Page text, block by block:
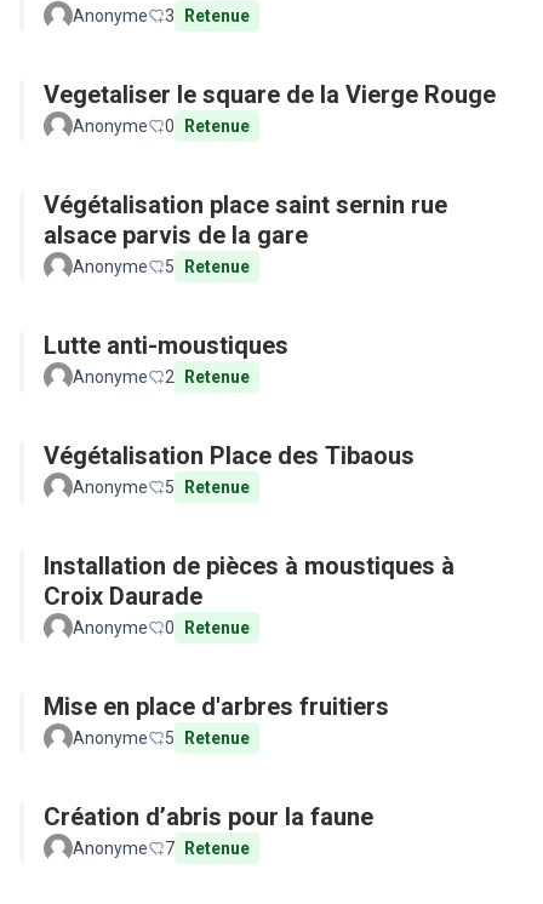
Anonyme 3 Retenue
Vegetaliser le square de la Vierge Rouge
Anonyme 0 Retenue
Végétalisation place saint sernin rue
alsace parvis de la gare
Anonyme 5 Retenue
Lutte anti-moustiques
Anonyme 2 Retenue
Végétalisation Place des Tibaous
Anonyme 5 Retenue
Installation de pièces à moustiques à
Croix Daurade
Anonyme 0 Retenue
Mise en place d'arbres fruitiers
Anonyme 5 Retenue
Création d’abris pour la faune
Anonyme 7 Retenue